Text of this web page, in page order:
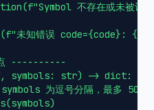
不存在或未被识
未知错误 code={code}:
----------
symbols: str) -> dict:
为逗号分隔，最多 50